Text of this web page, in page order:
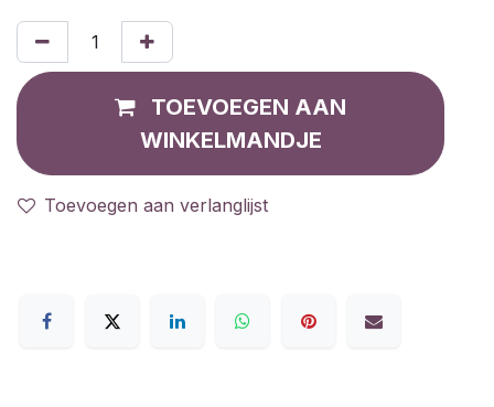
TOEVOEGEN AAN
WINKELMANDJE
Toevoegen aan verlanglijst